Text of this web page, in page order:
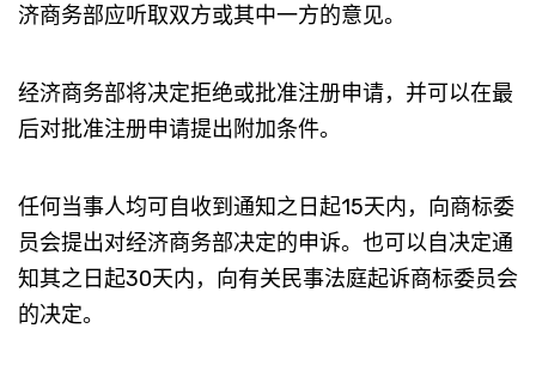
济商务部应听取双方或其中一方的意见。
经济商务部将决定拒绝或批准注册申请，并可以在最
后对批准注册申请提出附加条件。
任何当事人均可自收到通知之日起15天内，向商标委
员会提出对经济商务部决定的申诉。也可以自决定通
知其之日起30天内，向有关民事法庭起诉商标委员会
的决定。